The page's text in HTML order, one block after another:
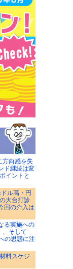
方向感を失
ド継続は変
イントと
ル高・円
大台打診
回の介入は
る実施への
、そして
の思惑に注
料スケジ